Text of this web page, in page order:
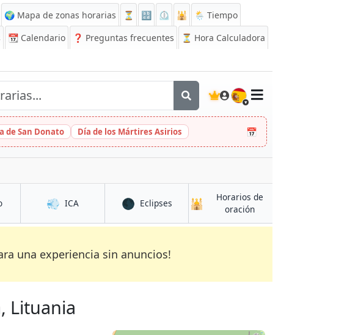
🌍 Mapa de zonas horarias ⏳ 🔡 ⏲️ 🕌
🌦️ Tiempo
📆 Calendario ❓ Preguntas frecuentes
⏳ Hora Calculadora
🇪🇸
de San Donato Día de los Mártires Asirios 📅
en Naujoji Vilnia
💨 ICAen Naujoji Vilnia
🌑 Eclipsesen Naujoji Vilnia
🕌
Horarios de
oraciónen Naujoji Vilnia
una experiencia sin anuncios!
Lituania